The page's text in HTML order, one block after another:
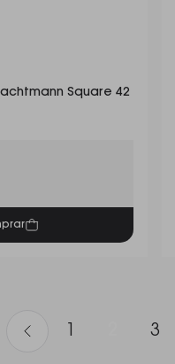
Square 42
3